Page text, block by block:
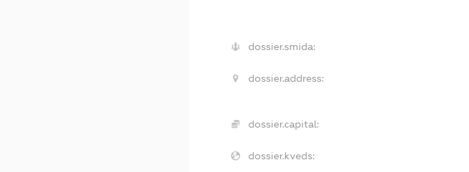
dossier.smida:
dossier.address:
dossier.capital:
dossier.kveds: